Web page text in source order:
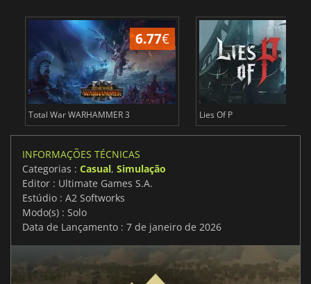
6.77€
Total War WARHAMMER 3 Lies Of P
INFORMAÇÕES TÉCNICAS
Categorias : Casual, Simulação
Editor : Ultimate Games S.A.
Estúdio : A2 Softworks
Modo(s) : Solo
Data de Lançamento : 7 de janeiro de 2026